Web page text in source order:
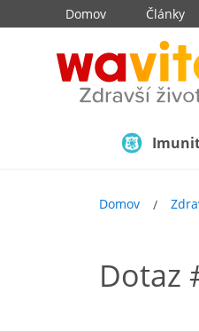
Domov Články
Domov
Dotaz